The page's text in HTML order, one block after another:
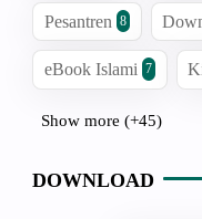
Pesantren 8
eBook Islami 7
Show more (+45)
DOWNLOAD